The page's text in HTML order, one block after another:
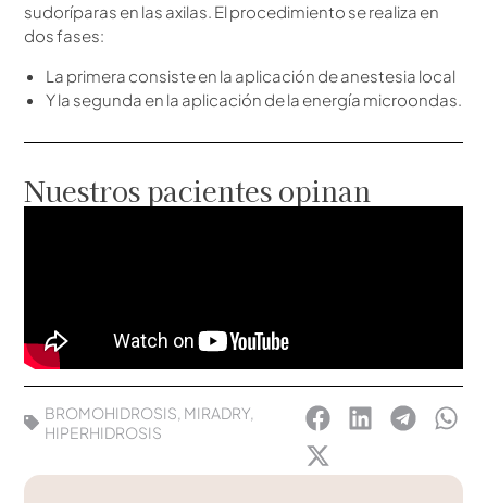
sudoríparas en las axilas. El procedimiento se realiza en
dos fases:
La primera consiste en la aplicación de anestesia local
Y la segunda en la aplicación de la energía microondas.
Nuestros pacientes opinan
BROMOHIDROSIS MIRADRY
HIPERHIDROSIS